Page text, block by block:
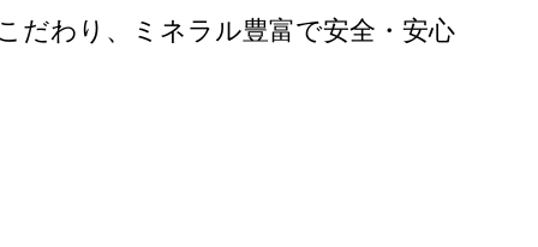
だわり、ミネラル豊富で安全・安心